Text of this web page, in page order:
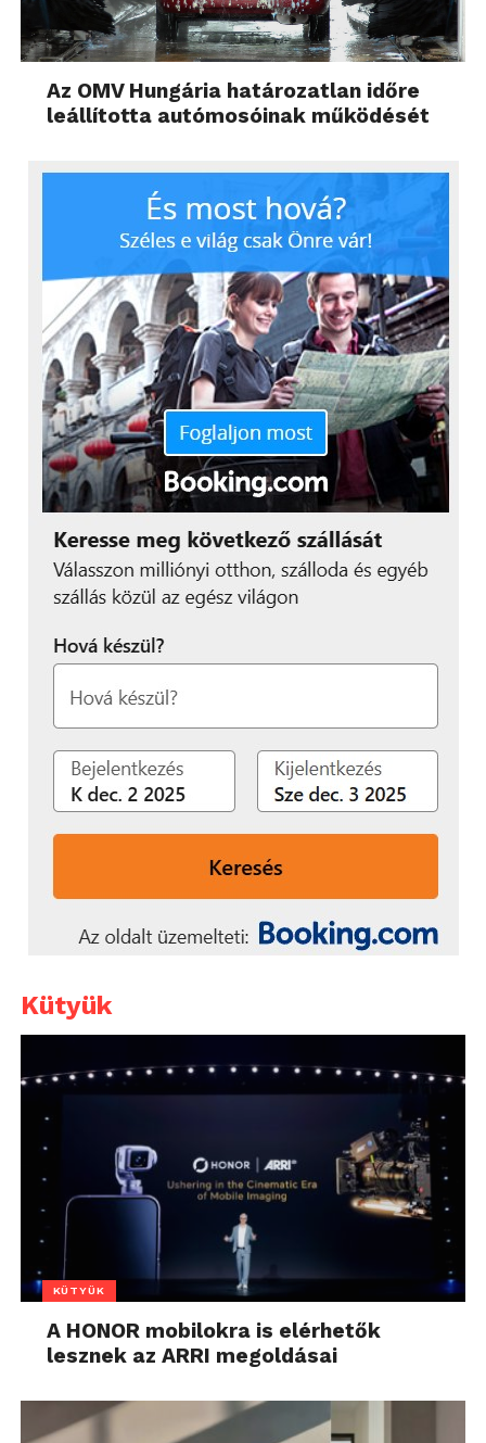
Az OMV Hungária határozatlan időre
leállította autómosóinak működését
Kütyük
KÜTYÜK
A HONOR mobilokra is elérhetők
lesznek az ARRI megoldásai